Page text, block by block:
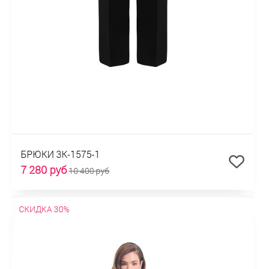
БРЮКИ 3К-1575-1
7 280 руб10 400 руб
СКИДКА 30%